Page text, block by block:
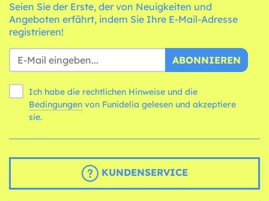
Seien Sie der Erste, der von Neuigkeiten und
Angeboten erfährt, indem Sie Ihre E-Mail-Adresse
registrieren!
ABONNIEREN
Ich habe die rechtlichen Hinweise und die
Bedingungen
sie.
KUNDENSERVICE